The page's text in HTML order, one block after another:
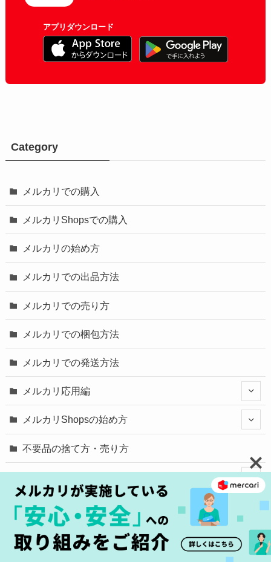
アプリダウンロード
Category
メルカリでの購入
メルカリShopsでの購入
メルカリの始め方
メルカリでの出品方法
メルカリでの売り方
メルカリでの梱包方法
メルカリでの発送方法
メルカリ応用編
メルカリShopsの始め方
不要品の捨て方・売り方
Service